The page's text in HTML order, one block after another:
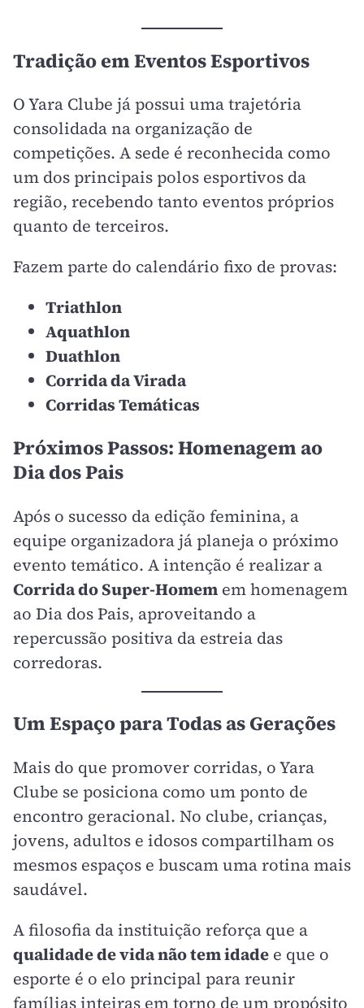
Tradição em Eventos Esportivos
O Yara Clube já possui uma trajetória
consolidada na organização de
competições. A sede é reconhecida como
um dos principais polos esportivos da
região, recebendo tanto eventos próprios
quanto de terceiros.
Fazem parte do calendário fixo de provas:
Triathlon
Aquathlon
Duathlon
Corrida da Virada
Corridas Temáticas
Próximos Passos: Homenagem ao
Dia dos Pais
Após o sucesso da edição feminina, a
equipe organizadora já planeja o próximo
evento temático. A intenção é realizar a
Corrida do Super-Homem em homenagem
ao Dia dos Pais, aproveitando a
repercussão positiva da estreia das
corredoras.
Um Espaço para Todas as Gerações
Mais do que promover corridas, o Yara
Clube se posiciona como um ponto de
encontro geracional. No clube, crianças,
jovens, adultos e idosos compartilham os
mesmos espaços e buscam uma rotina mais
saudável.
A filosofia da instituição reforça que a
qualidade de vida não tem idade e que o
esporte é o elo principal para reunir
famílias inteiras em torno de um propósito